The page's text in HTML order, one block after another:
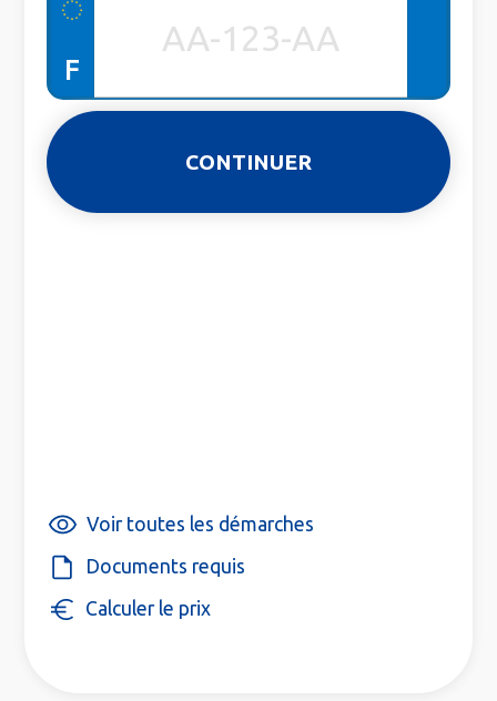
F
Voir toutes les démarches
Documents requis
Calculer le prix